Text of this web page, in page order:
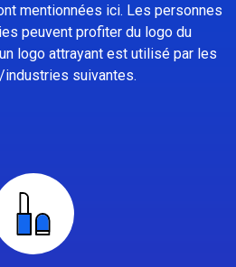
mentionnées ici. Les personnes
peuvent profiter du logo du
logo attrayant est utilisé par les
suivantes.